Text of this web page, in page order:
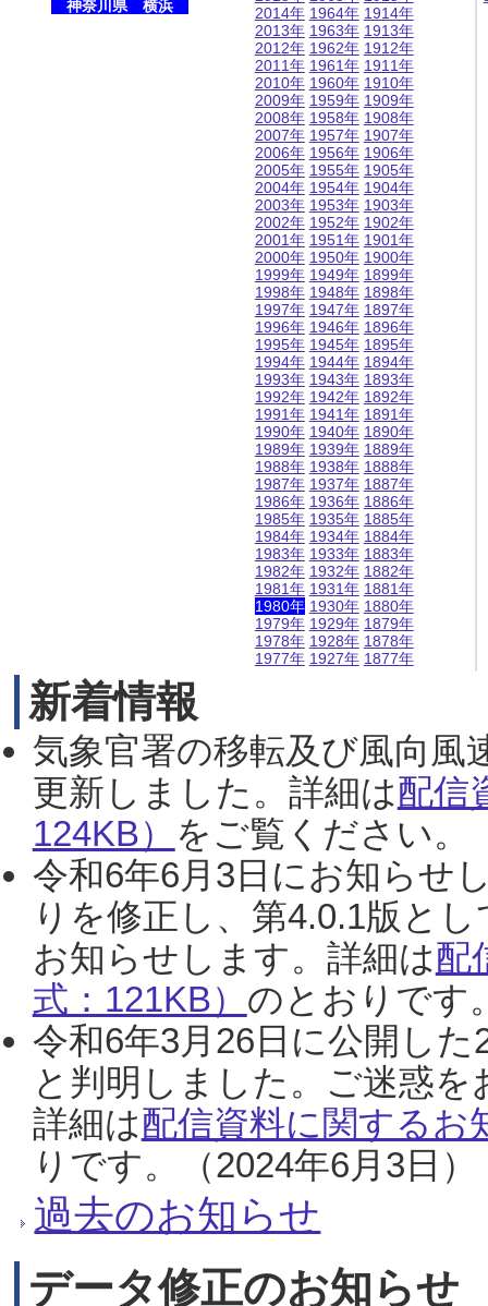
神奈川県 横浜
2014年
2013年
2012年
2011年
2010年
2009年
2008年
2007年
2006年
2005年
2004年
2003年
2002年
2001年
2000年
1999年
1998年
1997年
1996年
1995年
1994年
1993年
1992年
1991年
1990年
1989年
1988年
1987年
1986年
1985年
1984年
1983年
1982年
1981年
1980年
1979年
1978年
1977年
1964年
1963年
1962年
1961年
1960年
1959年
1958年
1957年
1956年
1955年
1954年
1953年
1952年
1951年
1950年
1949年
1948年
1947年
1946年
1945年
1944年
1943年
1942年
1941年
1940年
1939年
1938年
1937年
1936年
1935年
1934年
1933年
1932年
1931年
1930年
1929年
1928年
1927年
1914年
1913年
1912年
1911年
1910年
1909年
1908年
1907年
1906年
1905年
1904年
1903年
1902年
1901年
1900年
1899年
1898年
1897年
1896年
1895年
1894年
1893年
1892年
1891年
1890年
1889年
1888年
1887年
1886年
1885年
1884年
1883年
1882年
1881年
1880年
1879年
1878年
1877年
新着情報
気象官署の移転及び風向風
更新しました。詳細は配信
124KB） をご覧ください。
令和6年6月3日にお知らせ
りを修正し、第4.0.1版と
お知らせします。詳細は配
式：121KB） のとおりです
令和6年3月26日に公開し
と判明しました。ご迷惑
詳細は配信資料に関するお
りです。（2024年6月3日）
過去のお知らせ
データ修正のお知らせ